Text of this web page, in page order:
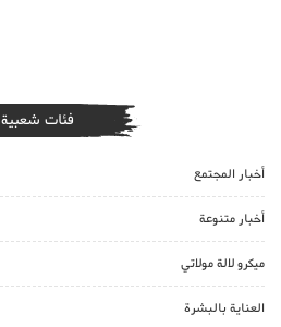
فئات شعبية
أخبار المجتمع
أخبار متنوعة
ميكرو لالة مولاتي
العناية بالبشرة